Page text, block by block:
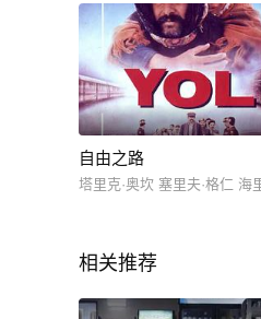
自由之路
塔里克·奥坎 塞里夫·格仁 海
相关推荐